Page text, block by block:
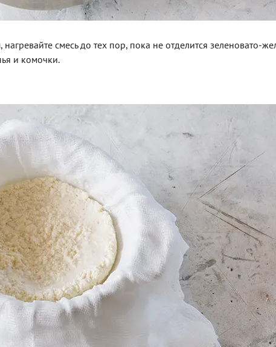
смесь до тех пор, пока не отделится зеленовато-
и комочки.